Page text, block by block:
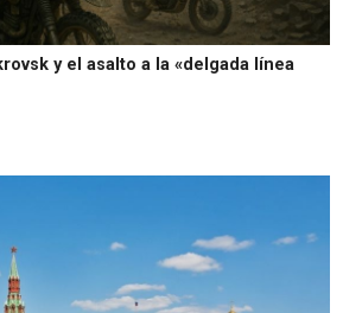
y el asalto a la «delgada línea
an Error in a future version of PHP)
wp-
fundcami/page-publicaciones.php